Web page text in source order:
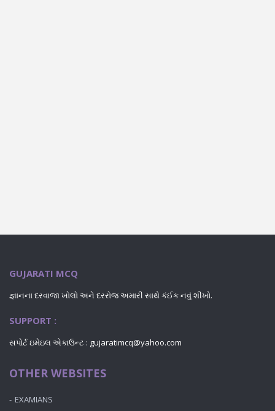
GUJARATI MCQ
જ્ઞાનના દરવાજા ખોલો અને દરરોજ અમારી સાથે કંઈક નવું શીખો.
SUPPORT :
સપોર્ટ ઇમેઇલ એકાઉન્ટ : gujaratimcq@yahoo.com
OTHER WEBSITES
EXAMIANS